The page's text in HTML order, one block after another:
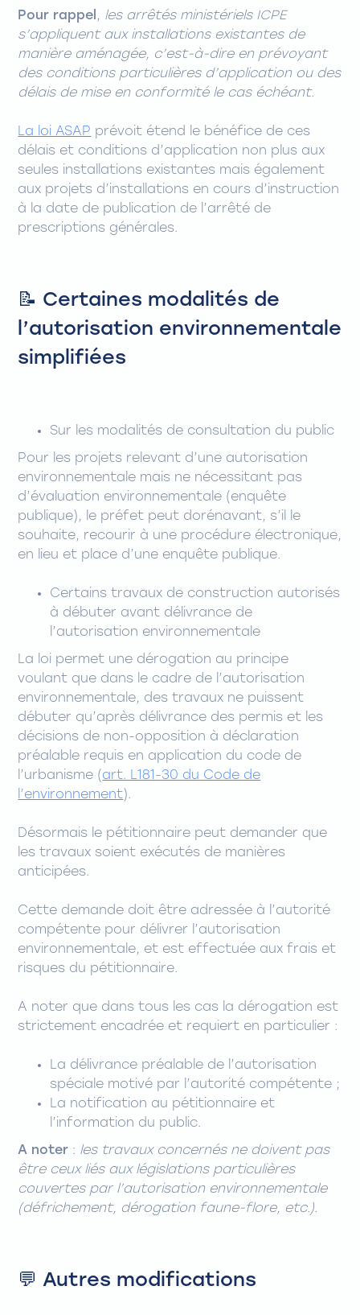
Pour rappel , les arrêtés ministériels ICPE
s’appliquent aux installations existantes de
manière aménagée, c’est-à-dire en prévoyant
des conditions particulières d’application ou des
délais de mise en conformité le cas échéant.
La loi ASAP prévoit étend le bénéfice de ces
délais et conditions d’application non plus aux
seules installations existantes mais également
aux projets d’installations en cours d’instruction
à la date de publication de l’arrêté de
prescriptions générales.
📝 Certaines modalités de
l’autorisation environnementale
simplifiées
Sur les modalités de consultation du public
Pour les projets relevant d’une autorisation
environnementale mais ne nécessitant pas
d’évaluation environnementale (enquête
publique), le préfet peut dorénavant, s’il le
souhaite, recourir à une procédure électronique,
en lieu et place d’une enquête publique.
Certains travaux de construction autorisés
à débuter avant délivrance de
l’autorisation environnementale
La loi permet une dérogation au principe
voulant que dans le cadre de l’autorisation
environnementale, des travaux ne puissent
débuter qu’après délivrance des permis et les
décisions de non-opposition à déclaration
préalable requis en application du code de
l’urbanisme (art. L181-30 du Code de
l’environnement).
Désormais le pétitionnaire peut demander que
les travaux soient exécutés de manières
anticipées.
Cette demande doit être adressée à l’autorité
compétente pour délivrer l’autorisation
environnementale, et est effectuée aux frais et
risques du pétitionnaire.
A noter que dans tous les cas la dérogation est
strictement encadrée et requiert en particulier :
La délivrance préalable de l’autorisation
spéciale motivé par l’autorité compétente ;
La notification au pétitionnaire et
l’information du public.
A noter : les travaux concernés ne doivent pas
être ceux liés aux législations particulières
couvertes par l’autorisation environnementale
(défrichement, dérogation faune-flore, etc.).
💬 Autres modifications